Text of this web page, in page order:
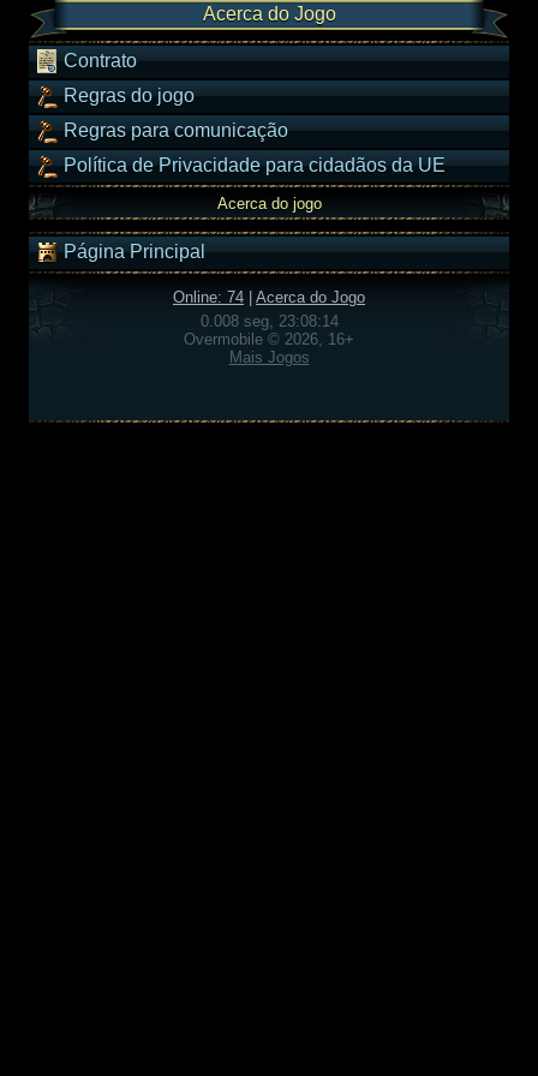
Acerca do Jogo
Contrato
Regras do jogo
Regras para comunicação
Política de Privacidade para cidadãos da UE
Acerca do jogo
Página Principal
Online: 74
Acerca do Jogo
0.008 seg, 23:08:14
Overmobile © 2026, 16+
Mais Jogos